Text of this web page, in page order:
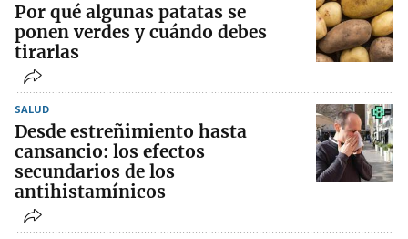
Por qué algunas patatas se
ponen verdes y cuándo debes
tirarlas
SALUD
Desde estreñimiento hasta
cansancio: los efectos
secundarios de los
antihistamínicos